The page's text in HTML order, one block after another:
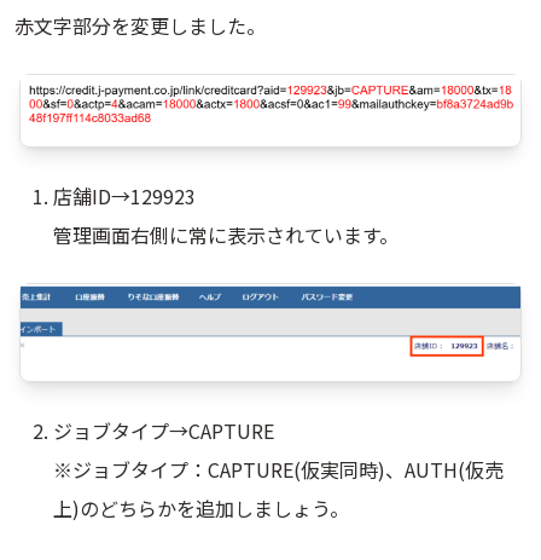
赤文字部分を変更しました。
店舗ID→129923
管理画面右側に常に表示されています。
ジョブタイプ→CAPTURE
※ジョブタイプ：CAPTURE(仮実同時)、AUTH(仮売
上)のどちらかを追加しましょう。